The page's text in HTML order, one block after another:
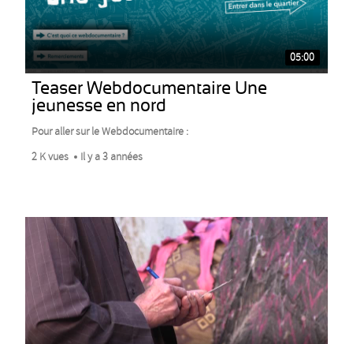
05:00
Teaser Webdocumentaire Une
jeunesse en nord
Pour aller sur le Webdocumentaire :
2 K vues
Il y a 3 années